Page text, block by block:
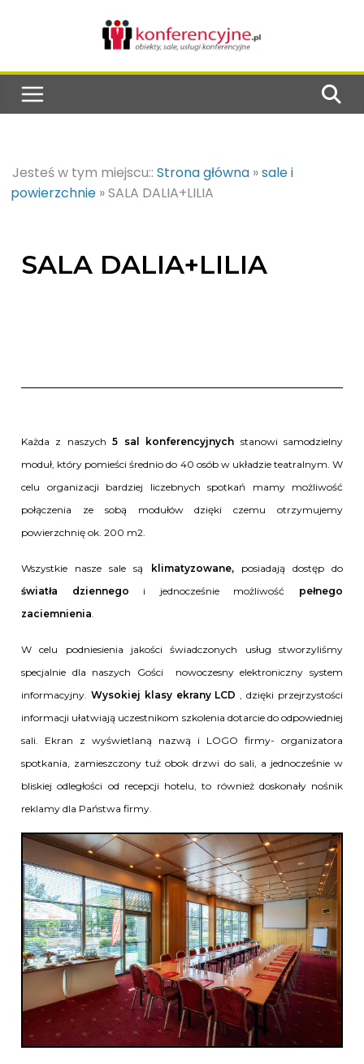
Jesteś w tym miejscu:: Strona główna »sale i
powierzchnie »SALA DALIA+LILIA
SALA DALIA+LILIA
Każda z naszych5 sal konferencyjnych stanowi samodzielny
moduł, który pomieści średnio do 40 osób w układzie teatralnym. W
celu organizacji bardziej liczebnych spotkań mamy możliwość
połączenia ze sobą modułów dzięki czemu otrzymujemy
powierzchnię ok. 200 m2.
Wszystkie nasze sale są klimatyzowane,posiadają dostęp do
światła dziennego i jednocześnie możliwość pełnego
zaciemnienia.
W celu podniesienia jakości świadczonych usług stworzyliśmy
specjalnie dla naszych Gości nowoczesny elektroniczny system
informacyjny. Wysokiej klasy ekrany LCD , dzięki przejrzystości
informacji ułatwiają uczestnikom szkolenia dotarcie do odpowiedniej
sali. Ekran z wyświetlaną nazwą i LOGO firmy- organizatora
spotkania, zamieszczony tuż obok drzwi do sali, a jednocześnie w
bliskiej odległości od recepcji hotelu, to również doskonały nośnik
reklamy dla Państwa firmy.